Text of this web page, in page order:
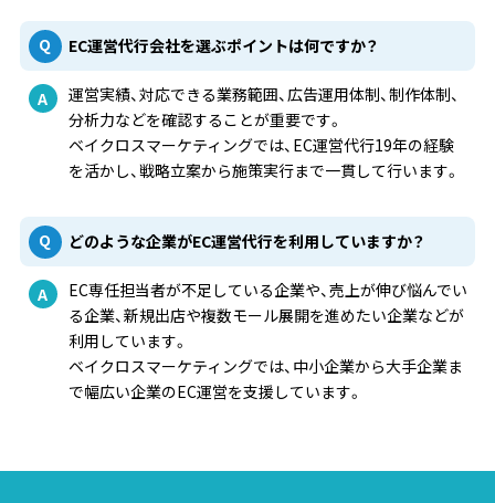
EC運営代行会社を選ぶポイントは何ですか？
運営実績、対応できる業務範囲、広告運用体制、制作体制、
分析力などを確認することが重要です。
ベイクロスマーケティングでは、EC運営代行19年の経験
を活かし、戦略立案から施策実行まで一貫して行います。
どのような企業がEC運営代行を利用していますか？
EC専任担当者が不足している企業や、売上が伸び悩んでい
る企業、新規出店や複数モール展開を進めたい企業などが
利用しています。
ベイクロスマーケティングでは、中小企業から大手企業ま
で幅広い企業のEC運営を支援しています。